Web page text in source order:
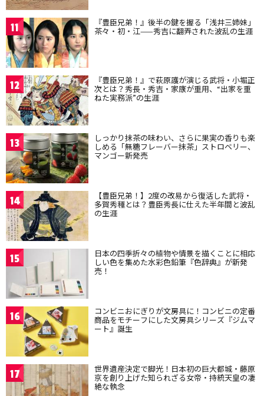
11 『豊臣兄弟！』後半の鍵を握る「浅井三姉妹」
茶々・初・江——秀吉に翻弄された波乱の生涯
12 『豊臣兄弟！』で萩原護が演じる武将・小堀正
次とは？秀長・秀吉・家康が重用、“出家を重
ねた実務派”の生涯
13 しっかり抹茶の味わい、さらに果実の香りも楽
しめる「無糖フレーバー抹茶」ストロベリー、
マンゴー新発売
14 【豊臣兄弟！】2度の改易から復活した武将・
多賀秀種とは？豊臣秀長に仕えた半年間と波乱
の生涯
15 日本の四季折々の植物や情景を描くことに相応
しい色を集めた水彩色鉛筆『色辞典』が新発
売！
16 コンビニおにぎりが文房具に！コンビニの定番
商品をモチーフにした文房具シリーズ『ジムマ
ート』誕生
17 世界遺産決定で脚光！日本初の巨大都城・藤原
京を創り上げた知られざる女帝・持統天皇の凄
絶な執念